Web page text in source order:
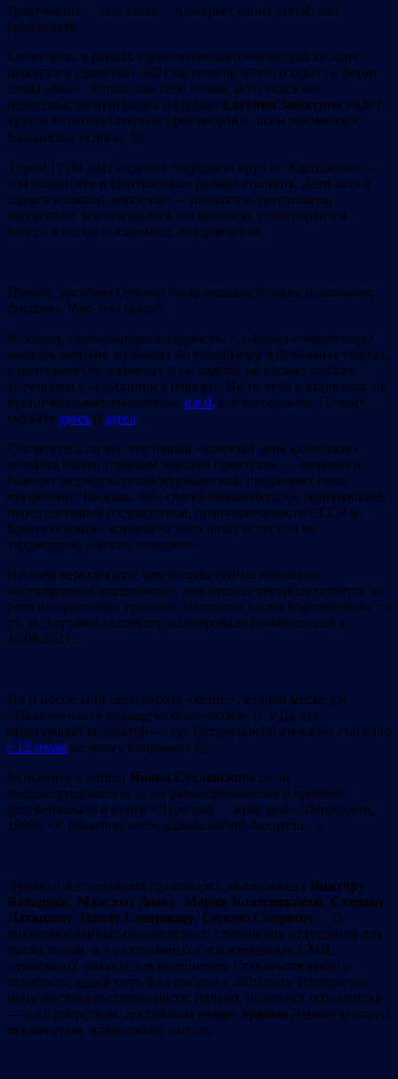
Графомания — она такая… пожирает своих детей, аки
революция.
Солигорцы в рамках идеологического челленджа ко «дню
народного единства»-2021 выложили нечто (сыры?) в форме
слова «Мы». Хотели как себе лучше; получился же
недвусмысленный намёк на роман Евгения Замятина 1920 г.,
крутое антитоталитарное произведение, всем рекомендую.
Валаамовы ослицы 😉
Утром 17.09.2021 я сделал очередной круг по Каштановке —
той самой, что в Центральном районе столицы. Дети шли в
садики и школы, взрослые — на работы, пенсионеры
наблюдали; всё обходилось без флажков, транспарантов,
блеска в глазах и взаимных поздравлений.
Правда, соседняя Орловка была увешана белыми и лиловыми
флагами. Что это было?
В общем, «день народного единства», о коем не менее пары
месяцев активно жужжали по телевизору, в бумажных газетах,
в интернете (не иначе как и по радио), не вызвал особого
энтузиазма у «глубинного народа». Не то чтоб я радовался, но
иронически-математическое q.e.d. всё же оставлю. Почему —
читайте здесь и здеся…
Согласитесь ли вы, что новый «красный день календаря»
оказался нужен главным образом идеолухам — включая и
бывших исследователей/журналистов, предавших свои
профессии? Видимо, они слегка подзаработали, прогнувшись
перед соседним государством, правопреемником СССР и
Красной армии, которая 82 года назад вступила на
территорию «крэсов усходних».
По всей вероятности, чем больше сейчас подобных
«всенародных праздников», тем меньше ресурсов остаётся на
решение реальных проблем. Напротив «дома Короткевича» по
ул. В. Хоружей коллектор планировали починить ещё к
16.08.2021…
Но и после этой даты работа «кипит», второй месяц уж.
«Потому что в кузнице не было гвоздя» (С). Да что
подводящий коллектор — тут Островецкую атомную станцию
с 12 июля не могут поправить 🙁
Вспомнил о записи Якова Сусленского то ли
позднехрущёвского, то ли раннебрежневского времени
(опубликована в книге «Перо моё — враг мой», Иерусалим,
1999): «К единству всего народа ведут два пути…»
Думаю о жесточайших приговорах, выписанных Виктору
Бабарико, Максиму Знаку, Марии Колесниковой, Степану
Латыпову, Павлу Северинцу, Сергею Спаришу… О
ликвидированных организациях, служивших отдушиной для
тысяч людей, и о разогнанных-блокированных СМИ,
служивших таковой для миллионов. Становится вполне
понятным, какой путь был выбран в 2020 году. Идущие по
нему постоянно спотыкаются, падают, набивают себе шишки
— но с упорством, достойным солдат Урфина Джюса лучшего
применения, продолжают шагать.